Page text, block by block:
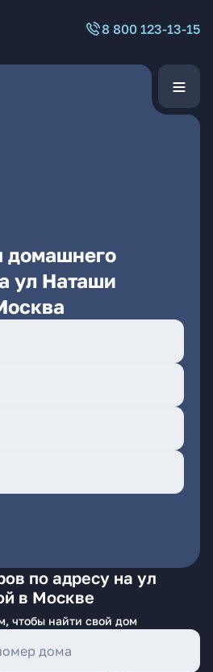
8 800 123-13-15
домашнего
ул Наташи
по адресу на ул
в Москве
чтобы найти свой дом